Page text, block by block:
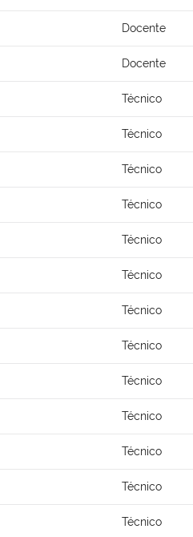
Docente
Docente
Técnico
Técnico
Técnico
Técnico
Técnico
Técnico
Técnico
Técnico
Técnico
Técnico
Técnico
Técnico
Técnico